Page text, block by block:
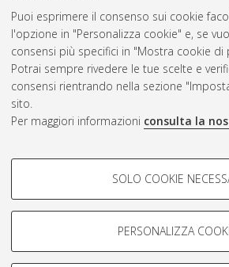
Puoi esprimere il consenso sui cookie
l'opzione in "Personalizza cookie" e, se
consensi più specifici in "Mostra cookie di
Potrai sempre rivedere le tue scelte e
consensi rientrando nella sezione
sito.
Per maggiori informazioni consulta la
COOKIE DI PROFILAZIONE -
Si tratta di cookie utilizzati per
navigazione degli utenti, creare profili in
Mostra cookie di profilazione
SOLO COOKIE
PERSONALIZZA
Atom
Rss 1.0
Rss 2.0
AMS Laurea
Impostazioni Cookie
Informativa sulla privacy
Condizioni d’uso del sito